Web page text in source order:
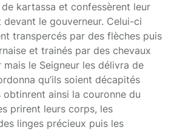
kartassa et confessèrent leur
devant le gouverneur. Celui-ci
transpercés par des flèches puis
et trainés par des chevaux
mais le Seigneur les délivra de
qu’ils soient décapités
ainsi la couronne du
prirent leurs corps, les
linges précieux puis les